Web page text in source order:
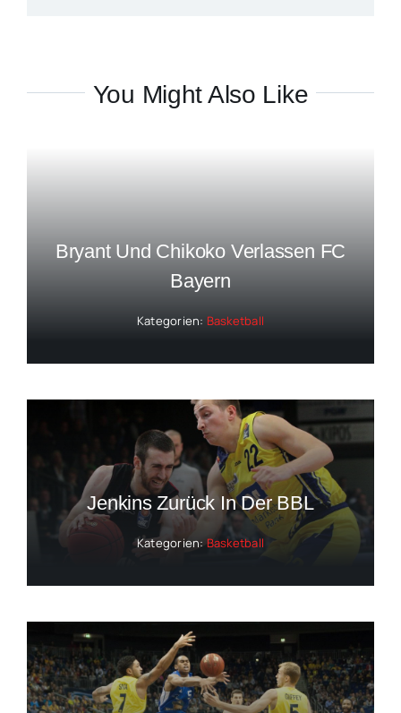
You Might Also Like
Bryant Und Chikoko Verlassen FC
Bayern
Kategorien: Basketball
Jenkins Zurück In Der BBL
Kategorien:Basketball